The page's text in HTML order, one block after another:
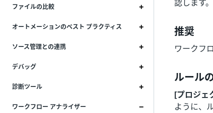
ファイルの比較
オートメーションのベスト プラクティス
ソース管理との連携
デバッグ
診断ツール
ワークフロー アナライザー
認します。
推奨
ワークフ
ルール
[プロジェ
ように、